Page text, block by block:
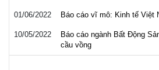
01/06/2022 Báo cáo vĩ mô: Kinh tế Việt
10/05/2022
Báo cáo ngành Bất Động
cầu vồng